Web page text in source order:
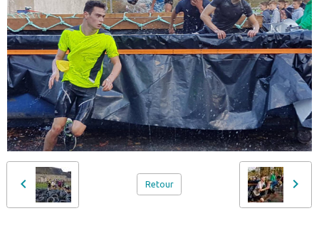
Retour